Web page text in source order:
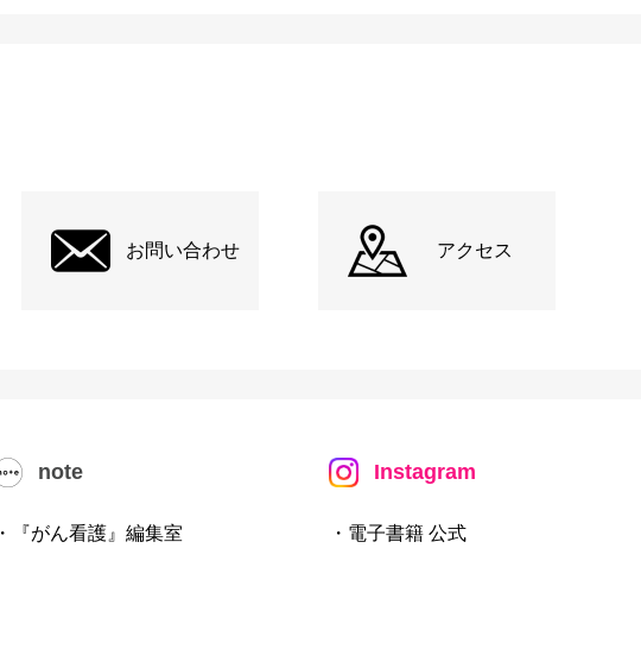
お問い合わせ アクセス
note
・『がん看護』編集室
Instagram
・電子書籍 公式